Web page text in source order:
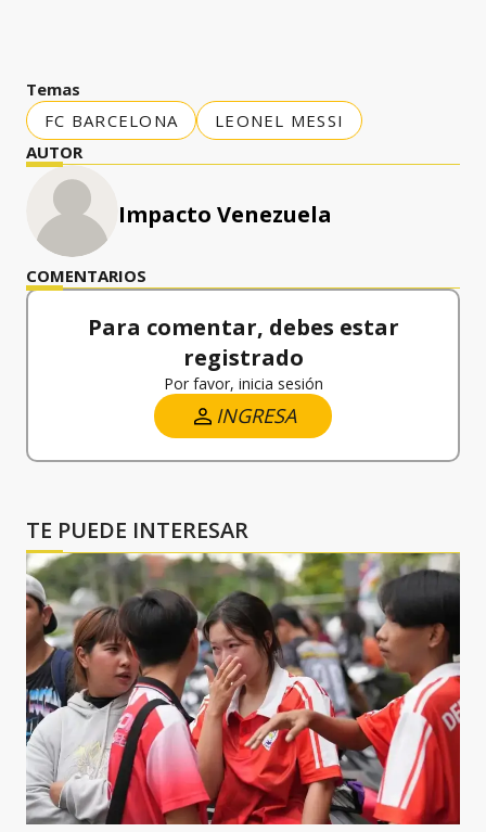
Temas
FC BARCELONA
LEONEL MESSI
AUTOR
Impacto Venezuela
COMENTARIOS
Para comentar, debes estar
registrado
Por favor, inicia sesión
INGRESA
TE PUEDE INTERESAR